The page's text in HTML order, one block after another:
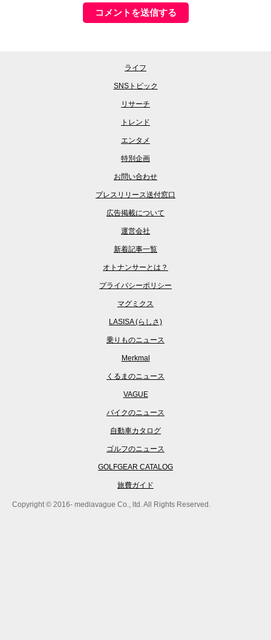
ライフ
SNSトピック
リサーチ
トレンド
エンタメ
特別企画
お問い合わせ
プレスリリース送付窓口
広告掲載について
運営会社
新着記事一覧
オトナンサーとは？
プライバシーポリシー
マグミクス
LASISA (らしさ)
乗りものニュース
Merkmal
くるまのニュース
VAGUE
バイクのニュース
自動車カタログ
ゴルフのニュース
GOLFGEAR CATALOG
旅費ガイド
Copyright © 2016- mediavague Co., ltd. All Rights Reserved.